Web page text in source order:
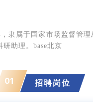
隶属于国家市场监督管
研助理 。base北京
招聘岗位